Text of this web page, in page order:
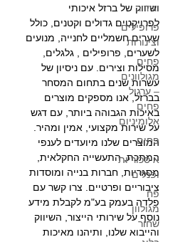
ושיווק של ברזל איכותי
לפרויקטים גדולים וקטנים, כולל
שערים חשמליים לחנייה, מנועים
לשערים, פרופילים , גלגלים,
מסילות וצירים. עם ניסיון של
עשרות שנים בתחום המסחר
בברזל, אנו מספקים מוצרים
באיכות הגבוהה ביותר, עם דגש
על שירות מקצועי, אמין ומהיר.
המוצרים שלנו מיועדים לענפי
המתכת, התעשייה החקלאית,
מסגריות, חברות בנייה ומוסדות
ציבוריים ופרטיים. צרו קשר עם
פלדה בעמק בע"מ לקבלת מידע
נוסף על שירותי הייצור, השיווק
והייבוא שלנו, ותיהנו מאיכות
וגידור
פרופילים
וצינורות
פחים
מגולוונים
– ערגול
פחים
אלומיניום
פחים
איסכוריות
ופנלים
פח
מגולוון
שחור